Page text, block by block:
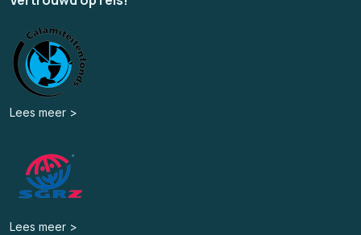
Lees meer >
Lees meer >